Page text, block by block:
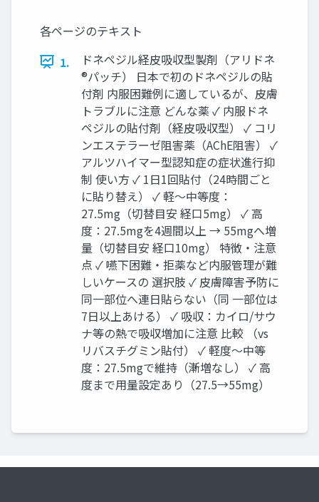
各ページのテキスト
1.
ドネペジル経皮吸収型製剤（アリドネ
®パッチ） 日本で初のドネペジルの貼
付剤 内服困難例に適しているが、皮膚
トラブルに注意 どんな薬 ✓ 内服ドネ
ペジルの貼付剤（経皮吸収型） ✓ コリ
ンエステラーゼ阻害薬（AChE阻害） ✓
アルツハイマー型認知症の症状進行抑
制 使い方 ✓ 1日1回貼付（24時間ごと
に貼り替え） ✓ 軽〜中等度：
27.5mg（切替目安 経口5mg） ✓ 高
度：27.5mgを4週間以上 → 55mgへ増
量（切替目安 経口10mg） 特徴・注意
点 ✓ 嚥下困難・拒薬など内服管理が難
しいケースの 選択肢 ✓ 皮膚障害予防に
同一部位へ連日貼らない（同 一部位は
7日以上あける） ✓ 吸収：カイロ/サウ
ナ等の熱で吸収増加に注意 比較 （vs
リバスチグミン貼付） ✓ 軽度〜中等
度：27.5mgで維持（漸増なし） ✓ 高
度まで用量設定あり（27.5→55mg）